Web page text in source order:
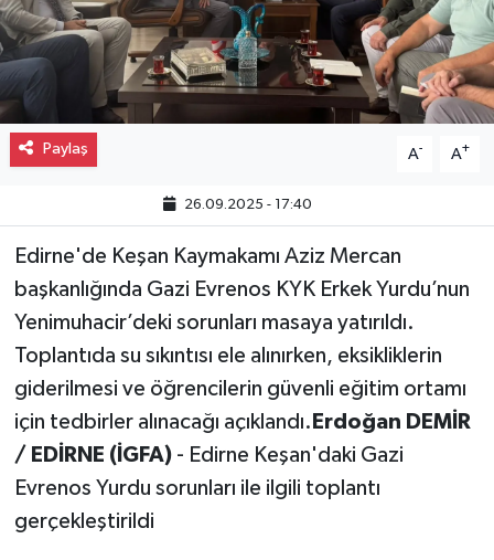
Paylaş A- A+
26.09.2025 - 17:40
Edirne'de Keşan Kaymakamı Aziz Mercan
başkanlığında Gazi Evrenos KYK Erkek Yurdu’nun
Yenimuhacir’deki sorunları masaya yatırıldı.
Toplantıda su sıkıntısı ele alınırken, eksikliklerin
giderilmesi ve öğrencilerin güvenli eğitim ortamı
için tedbirler alınacağı açıklandı. Erdoğan DEMİR
/ EDİRNE (İGFA) - Edirne Keşan'daki Gazi
Evrenos Yurdu sorunları ile ilgili toplantı
gerçekleştirildi
Gayrimenkul
Eğitim